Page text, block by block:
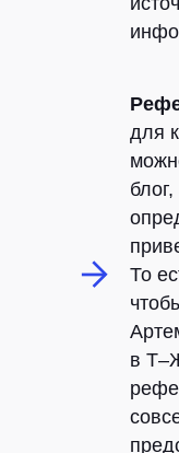
для
То
в